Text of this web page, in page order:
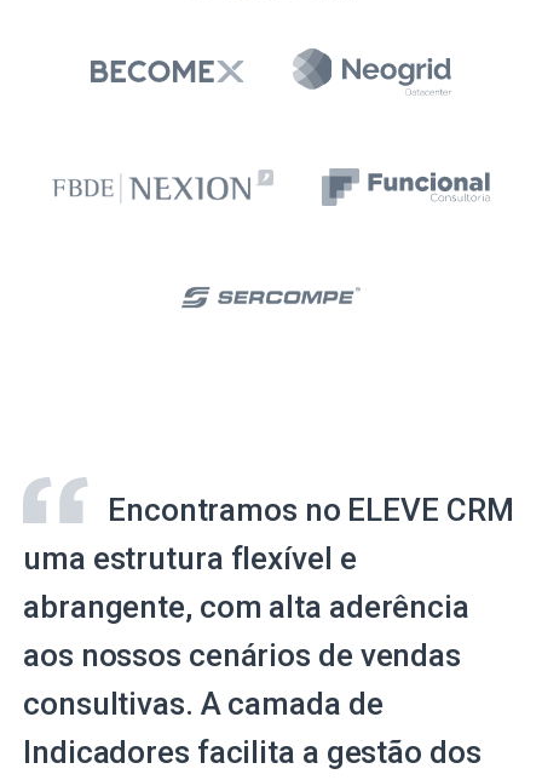
Encontramos no ELEVE CRM
uma estrutura flexível e
abrangente, com alta aderência
aos nossos cenários de vendas
consultivas. A camada de
Indicadores facilita a gestão dos